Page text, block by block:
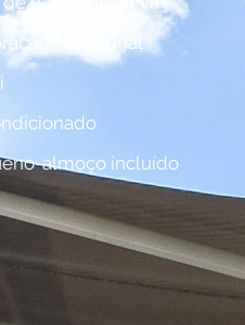
tradicional
almoço incluído